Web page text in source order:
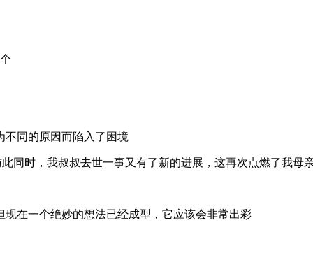
不同的原因而陷入了困境
同时，我叔叔去世一事又有了新的进展，这再次点燃了我母
在一个绝妙的想法已经成型，它应该会非常出彩